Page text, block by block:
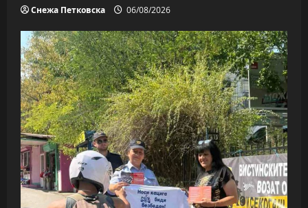
Снежа Петковска 06/08/2026